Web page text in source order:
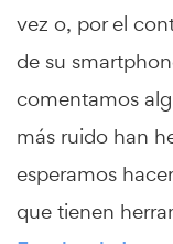
vez o, por el
de su
comentamos
más ruido han
esperamos
que tienen